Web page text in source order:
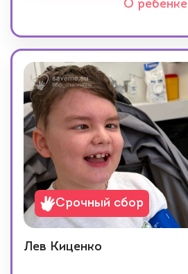
О ребенке
Срочный сбор
Лев Киценко